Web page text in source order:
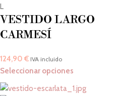
L
VESTIDO LARGO
CARMESÍ
124,90 € IVA incluido
Seleccionar opciones